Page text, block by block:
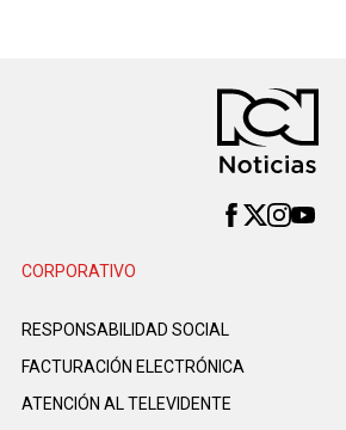
CORPORATIVO
RESPONSABILIDAD SOCIAL
FACTURACIÓN ELECTRÓNICA
ATENCIÓN AL TELEVIDENTE